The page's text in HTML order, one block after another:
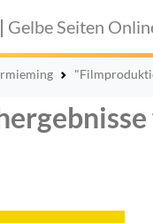
Gelbe Seiten